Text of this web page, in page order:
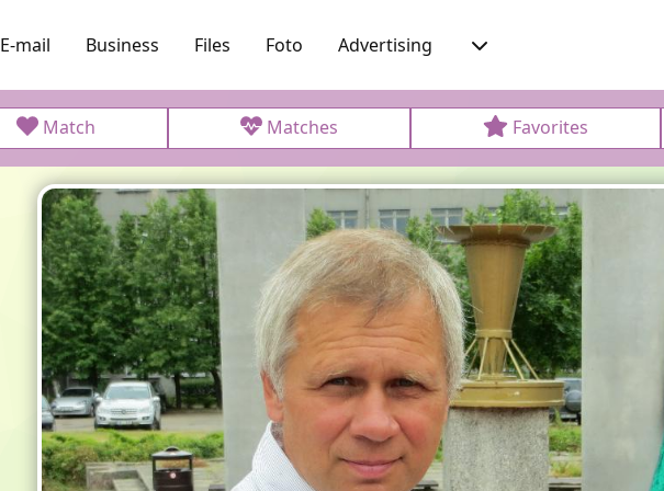
E-mail Business Files Foto Advertising
Match Matches Favorites